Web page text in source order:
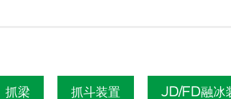
抓梁 抓斗装置 JD/FD融冰